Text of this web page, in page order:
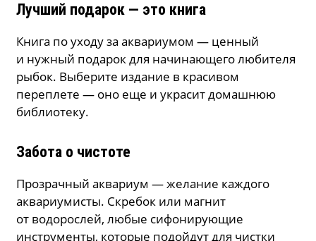
Лучший подарок — это книга
Книга по уходу за аквариумом — ценный
и нужный подарок для начинающего любителя
рыбок. Выберите издание в красивом
переплете — оно еще и украсит домашнюю
библиотеку.
Забота о чистоте
Прозрачный аквариум — желание каждого
аквариумисты. Скребок или магнит
от водорослей, любые сифонирующие
инструменты, которые подойдут для чистки